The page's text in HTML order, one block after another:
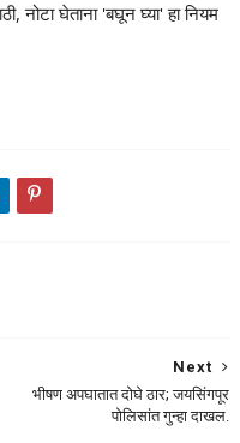
नोटा घेताना 'बघून घ्या' हा नियम
Next
भीषण अपघातात दोघे ठार; जयसिंगपूर
पोलिसांत गुन्हा दाखल.